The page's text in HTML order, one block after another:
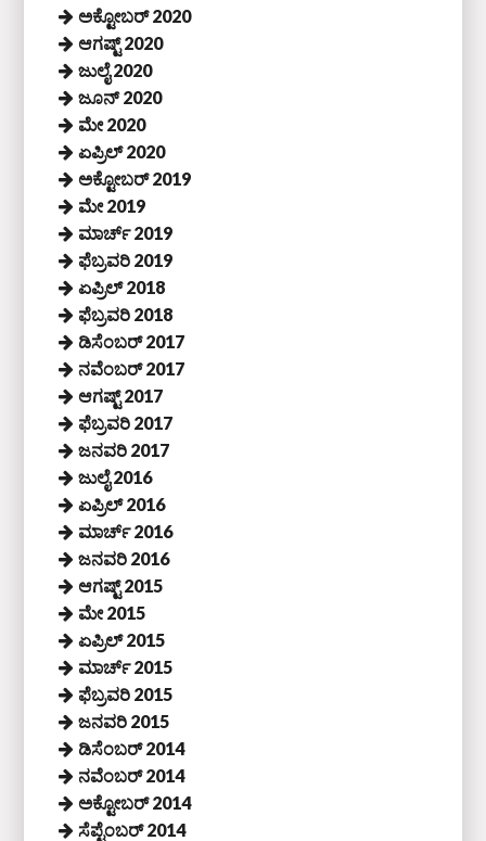
ಅಕ್ಟೋಬರ್ 2020
ಆಗಷ್ಟ್ 2020
ಜುಲೈ 2020
ಜೂನ್ 2020
ಮೇ 2020
ಏಪ್ರಿಲ್ 2020
ಅಕ್ಟೋಬರ್ 2019
ಮೇ 2019
ಮಾರ್ಚ್ 2019
ಫೆಬ್ರವರಿ 2019
ಏಪ್ರಿಲ್ 2018
ಫೆಬ್ರವರಿ 2018
ಡಿಸೆಂಬರ್ 2017
ನವೆಂಬರ್ 2017
ಆಗಷ್ಟ್ 2017
ಫೆಬ್ರವರಿ 2017
ಜನವರಿ 2017
ಜುಲೈ 2016
ಏಪ್ರಿಲ್ 2016
ಮಾರ್ಚ್ 2016
ಜನವರಿ 2016
ಆಗಷ್ಟ್ 2015
ಮೇ 2015
ಏಪ್ರಿಲ್ 2015
ಮಾರ್ಚ್ 2015
ಫೆಬ್ರವರಿ 2015
ಜನವರಿ 2015
ಡಿಸೆಂಬರ್ 2014
ನವೆಂಬರ್ 2014
ಅಕ್ಟೋಬರ್ 2014
ಸೆಪ್ಟೆಂಬರ್ 2014